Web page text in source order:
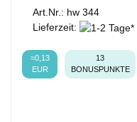
Art.Nr.: hw 344
Lieferzeit:
13
BONUSPUNKTE
≈0,13
EUR